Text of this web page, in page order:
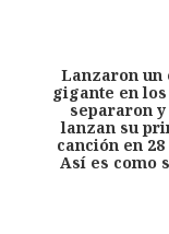
Lanzaron un
gigante en los
separaron y
lanzan su
canción en 28
Así es como